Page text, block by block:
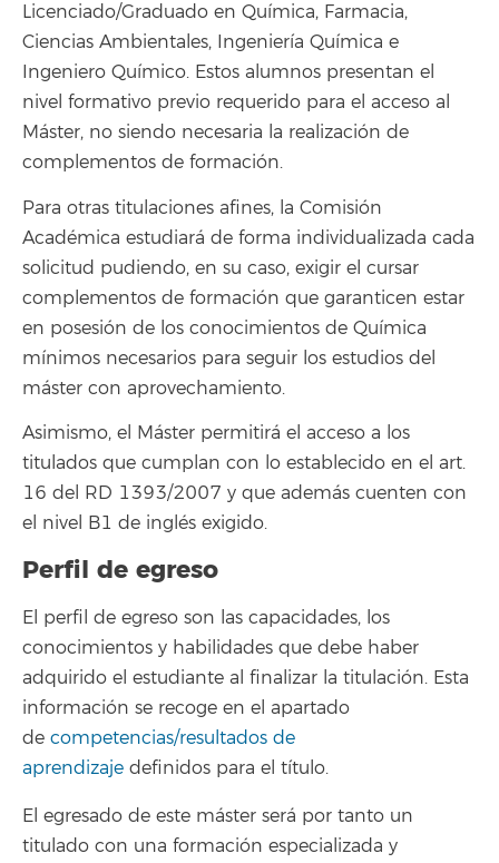
Licenciado/Graduado en Química, Farmacia,
Ciencias Ambientales, Ingeniería Química e
Ingeniero Químico. Estos alumnos presentan el
nivel formativo previo requerido para el acceso al
Máster, no siendo necesaria la realización de
complementos de formación.
Para otras titulaciones afines, la Comisión
Académica estudiará de forma individualizada cada
solicitud pudiendo, en su caso, exigir el cursar
complementos de formación que garanticen estar
en posesión de los conocimientos de Química
mínimos necesarios para seguir los estudios del
máster con aprovechamiento.
Asimismo, el Máster permitirá el acceso a los
titulados que cumplan con lo establecido en el art.
16 del RD 1393/2007 y que además cuenten con
el nivel B1 de inglés exigido.
Perfil de egreso
El perfil de egreso son las capacidades, los
conocimientos y habilidades que debe haber
adquirido el estudiante al finalizar la titulación. Esta
información se recoge en el apartado
de competencias/resultados de
aprendizaje definidos para el título.
El egresado de este máster será por tanto un
titulado con una formación especializada y